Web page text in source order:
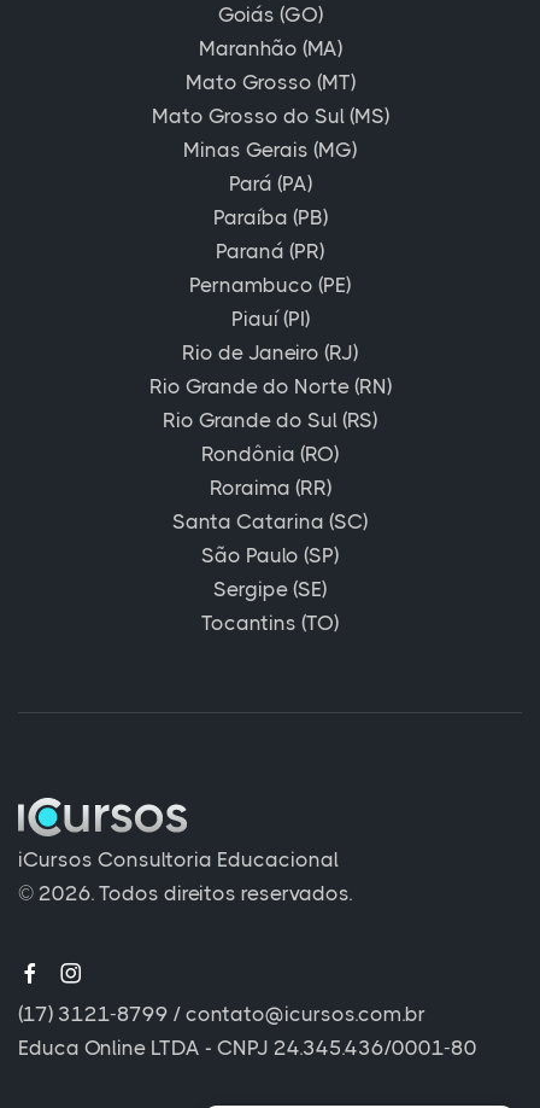
Goiás (GO)
Maranhão (MA)
Mato Grosso (MT)
Mato Grosso do Sul (MS)
Minas Gerais (MG)
Pará (PA)
Paraíba (PB)
Paraná (PR)
Pernambuco (PE)
Piauí (PI)
Rio de Janeiro (RJ)
Rio Grande do Norte (RN)
Rio Grande do Sul (RS)
Rondônia (RO)
Roraima (RR)
Santa Catarina (SC)
São Paulo (SP)
Sergipe (SE)
Tocantins (TO)
iCursos Consultoria Educacional
© 2026. Todos direitos reservados.
(17) 3121-8799 / contato@icursos.com.br
Educa Online LTDA - CNPJ 24.345.436/0001-80